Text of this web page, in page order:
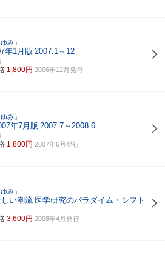
み」
年1月版 2007.1～12
1,800円 2006年12月発行
み」
年7月版 2007.7～2008.6
1,800円 2007年6月発行
み」
い潮流 医学研究のパラダイム・シフト
3,600円 2008年4月発行